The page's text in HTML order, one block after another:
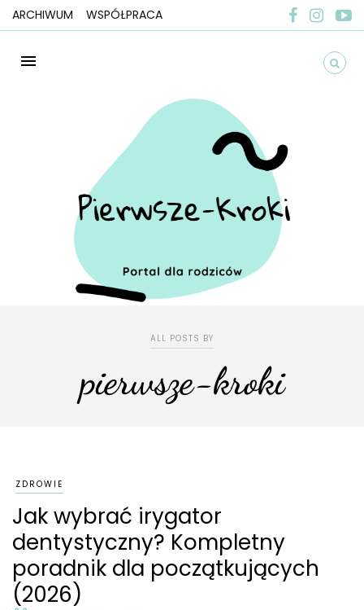
ARCHIWUM WSPÓŁPRACA
ALL POSTS BY
pierwsze-kroki
ZDROWIE
Jak wybrać irygator
dentystyczny? Kompletny
poradnik dla początkujących
(2026)